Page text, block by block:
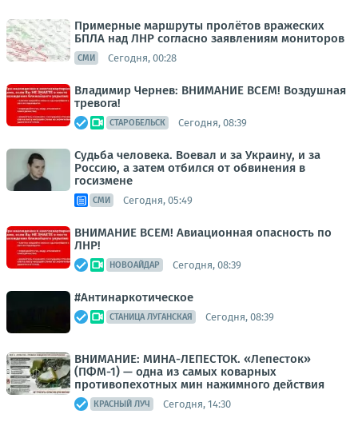
Примерные маршруты пролётов вражеских
БПЛА над ЛНР согласно заявлениям мониторов
СМИ Сегодня, 00:28
Владимир Чернев: ВНИМАНИЕ ВСЕМ! Воздушная
тревога!
СТАРОБЕЛЬСК Сегодня, 08:39
Судьба человека. Воевал и за Украину, и за
Россию, а затем отбился от обвинения в
госизмене
СМИ Сегодня, 05:49
ВНИМАНИЕ ВСЕМ! Авиационная опасность по
ЛНР!
НОВОАЙДАР Сегодня, 08:39
#Антинаркотическое
СТАНИЦА ЛУГАНСКАЯ Сегодня, 08:39
ВНИМАНИЕ: МИНА-ЛЕПЕСТОК. «Лепесток»
(ПФМ-1) — одна из самых коварных
противопехотных мин нажимного действия
КРАСНЫЙ ЛУЧ Сегодня, 14:30